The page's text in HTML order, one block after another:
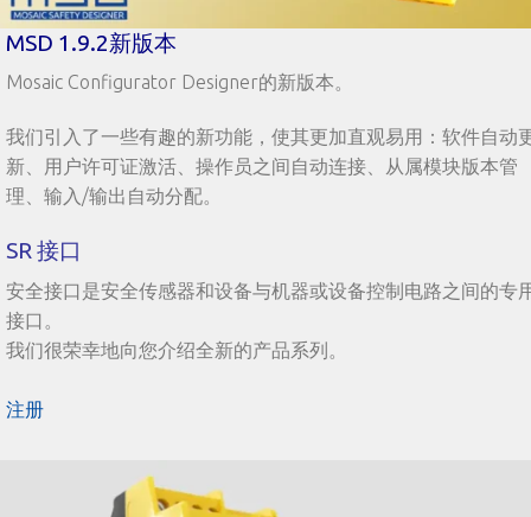
MSD 1.9.2新版本
Mosaic Configurator Designer的新版本。
我们引入了一些有趣的新功能，使其更加直观易用：软件自动
新、用户许可证激活、操作员之间自动连接、从属模块版本管
理、输入/输出自动分配。
SR 接口
安全接口是安全传感器和设备与机器或设备控制电路之间的专
接口。
我们很荣幸地向您介绍全新的产品系列。
注册